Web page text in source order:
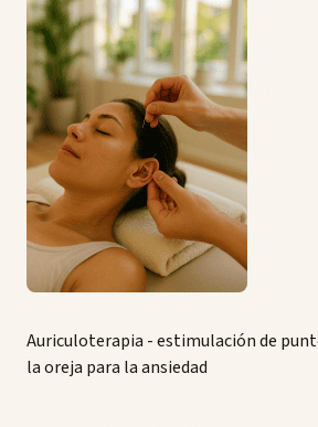
Auriculoterapia - estimulación de
la oreja para la ansiedad